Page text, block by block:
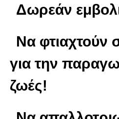
Δωρεάν
Να φτιαχτούν
για την
ζωές!